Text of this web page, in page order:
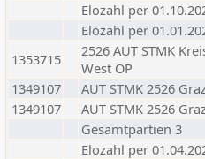
Elozahl per
Elozahl per
1353715
2526 AUT STMK
West OP
1349107
AUT STMK 2526
1349107
AUT STMK 2526
Gesamtpartien 3
Elozahl per